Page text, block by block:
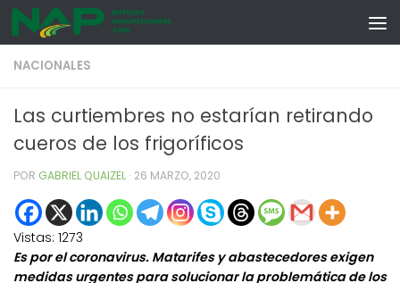
Skip to content
NACIONALES
Las curtiembres no estarían retirando
cueros de los frigoríficos
POR GABRIEL QUAIZEL · 26 MARZO, 2020
Vistas: 1273
Es por el coronavirus. Matarifes y abastecedores exigen
medidas urgentes para solucionar la problemática de los